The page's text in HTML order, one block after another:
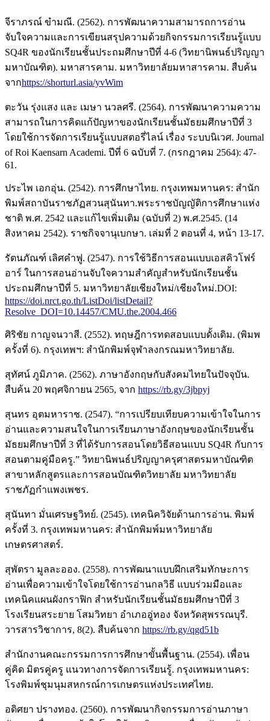
จีราภรณ์ ขำมณี. (2562). การพัฒนาความสามารถการอ่าน
จับใจความและการเขียนสรุปความด้วยกิจกรรมการเรียนรู้แบบ
SQ4R ของนักเรียนชั้นประถมศึกษาปีที่ 4-6 (วิทยานิพนธ์ปริญญา
มหาบัณฑิต). มหาสารคาม. มหาวิทยาลัยมหาสารคาม. สืบค้น
จากhttps://shorturl.asia/yvWim
ตะวัน รุ่งแสง และ เมษา นวลศรี. (2564). การพัฒนาความความ
สามารถในการคิดแก้ปัญหาของนักเรียนชั้นมัธยมศึกษาปีที่ 3
โดยใช้การจัดการเรียนรู้แบบสตอรี่ไลน์ เรื่อง ระบบนิเวศ. Journal
of Roi Kaensarn Academi. ปีที่ 6 ฉบับที่ 7. (กรกฎาคม 2564): 47-
61.
ประไพ เอกอุ่น. (2542). การศึกษาไทย. กรุงเทพมหานคร: สำนัก
พิมพ์สถาบันราชภัฏสวนสุนันทา.พระราชบัญญัติการศึกษาแห่ง
ชาติ พ.ศ. 2542 และแก้ไขเพิ่มเติม (ฉบับที่ 2) พ.ศ.2545. (14
สิงหาคม 2542). ราชกิจจานุเบกษา. เล่มที่ 2 ตอนที่ 4, หน้า 13-17.
รัตนภัณฑ์ เลิศคำฟู. (2547). การใช้วิธีการสอนแบบเอสคิวโฟร์
อาร์ ในการสอนอ่านจับใจความสำคัญสำหรับนักเรียนชั้น
ประถมศึกษาปีที่ 5. มหาวิทยาลัยเชียงใหม่/เชียงใหม่.DOI:
https://doi.nrct.go.th/ListDoi/listDetail?
Resolve_DOI=10.14457/CMU.the.2004.466
ศิริชัย กาญจนวาสี. (2552). ทฤษฎีการทดสอบแบบดั้งเดิม. (พิมพ
ครั้งที่ 6). กรุงเทพฯ: สำนักพิมพ์จุฬาลงกรณมหาวิทยาลัย.
สุทัศน์ ภูมิภาค. (2562). ภาษาอังกฤษกับสังคมไทยในปัจจุบัน.
สืบค้น 20 พฤศจิกายน 2565, จาก https://rb.gy/3jbpyj
สุนทร อุตมหาราช. (2547). “การเปรียบเทียบความเข้าใจในการ
อ่านและความสนใจในการเรียนภาษาอังกฤษของนักเรียนชั้น
มัธยมศึกษาปีที่ 3 ที่ได้รับการสอนโดยวิธีสอนแบบ SQ4R กับการ
สอนตามคู่มือครู.” วิทยานิพนธ์ปริญญาครุศาสตรมหาบัณฑิต
สาขาหลักสูตรและการสอนบัณฑิตวิทยาลัย มหาวิทยาลัย
ราชภัฏกำแพงเพชร.
สุนันทา มั่นเศรษฐวิทย์. (2545). เทคนิควิจัยด้านการอ่าน. พิมพ์
ครั้งที่ 3. กรุงเทพมหานคร: สำนักพิมพ์มหาวิทยาลัย
เกษตรศาสตร์.
สุพัตรา มูลละออง. (2558). การพัฒนาแบบฝึกเสริมทักษะการ
อ่านเพื่อความเข้าใจโดยใช้การอ่านกลวิธี แบบร่วมมือและ
เทคนิคแผนผังกราฟิก สำหรับนักเรียนชั้นมัธยมศึกษาปีที่ 3
โรงเรียนสระยาย โสมวิทยา อำเภออู่ทอง จังหวัดสุพรรณบุรี.
วารสารวิชาการ, 8(2). สืบค้นจาก https://rb.gy/qgd51b
สำนักงานคณะกรรมการการศึกษาขั้นพื้นฐาน. (2554). เพื่อน
คู่คิด มิตรคู่ครู แนวทางการจัดการเรียนรู้. กรุงเทพมหานคร:
โรงพิมพ์ชุมนุมสหกรณ์การเกษตรแห่งประเทศไทย.
อดิศยา ปรางทอง. (2560). การพัฒนากิจกรรมการอ่านภาษา